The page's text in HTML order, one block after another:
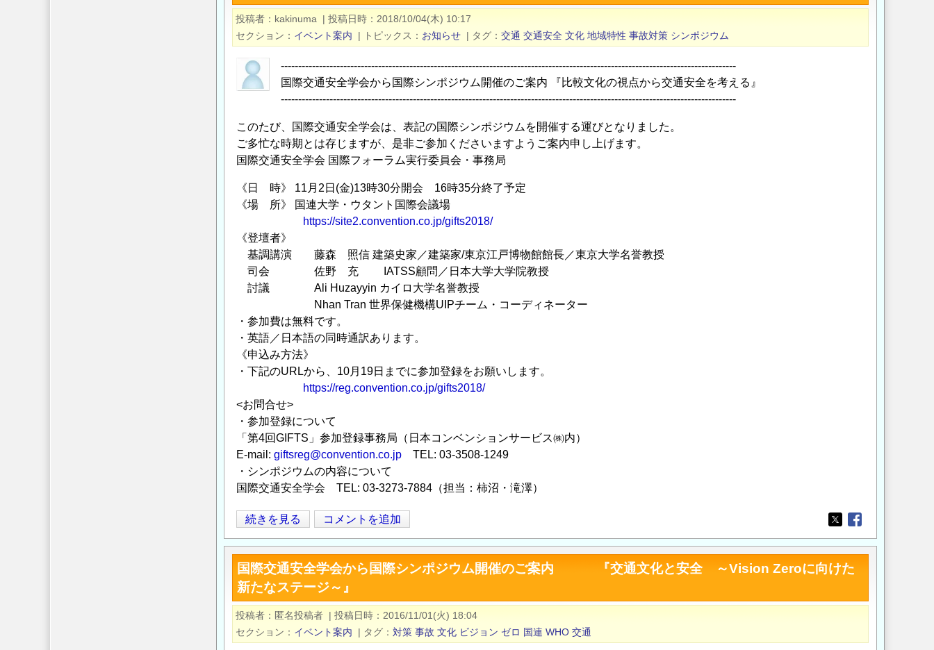
安
学
会
か
際
シ
ン
ポ
ジ
ム
「社
会
経
開
発
と
交
安
全」
等
の
ご
案
内
の
投稿者 kakinuma | 投稿日時
2018/10/04(木) 10:17
セクション
イベント案内 | トピックス お知らせ | タグ 交通 交通安全 文化 地域特性 事故対策 シンポジウム
-----------------------------------------------------------------------------------------------------------------------------------
国際交通安全学会から国際シンポジウム開催のご案内 『比較文化の視点から交通安全を考える』
-----------------------------------------------------------------------------------------------------------------------------------
このたび、国際交通安全学会は、表記の国際シンポジウムを開催する運びとなりました。
ご多忙な時期とは存じますが、是非ご参加くださいますようご案内申し上げます。
国際交通安全学会 国際フォーラム実行委員会・事務局
《日 時》 11月2日(金)13時30分開会 16時35分終了予定
《場 所》 国連大学・ウタント国際会議場
https://site2.convention.co.jp/gifts2018/
《登壇者》
基調講演 藤森 照信 建築史家／建築家/東京江戸博物館館長／東京大学名誉教授
司会 佐野 充 IATSS顧問／日本大学大学院教授
討議 Ali Huzayyin カイロ大学名誉教授
Nhan Tran 世界保健機構UIPチーム・コーディネーター
・参加費は無料です。
・英語／日本語の同時通訳あります。
《申込み方法》
・下記のURLから、10月19日までに参加登録をお願いします。
https://reg.convention.co.jp/gifts2018/
<お問合せ>
・参加登録について
「第4回GIFTS」参加登録事務局（日本コンベンションサービス㈱内）
E-mail: giftsreg@convention.co.jpTEL: 03-3508-1249
・シンポジウムの内容について
国際交通安全学会 TEL: 03-3273-7884（担当：柿沼・滝澤）
公
開
シ
ン
ポ
ジ
ウ
ム
続きを見る コメントを追加
Opens in a new
Opens in a new
国際交通安全学会から国際シンポジウム開催のご案内 『交通文化と安全 ～Vision Zeroに向けた
新たなステージ～』
投稿者 匿名投稿者 | 投稿日時
2016/11/01(火) 18:04
セクション
イベント案内 | タグ 対策 事故 文化 ビジョン ゼロ 国連 WHO 交通